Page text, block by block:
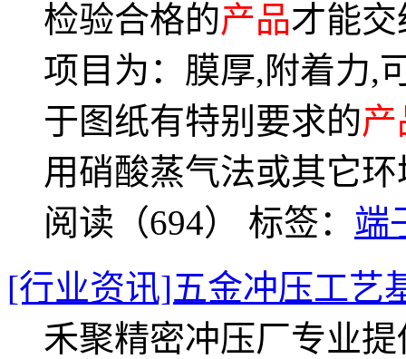
检验合格的产品才能
项目为：膜厚,附着力,
于图纸有特别要求的
用硝酸蒸气法或其它
阅读（694） 标签： 端
[行业资讯]五金冲压工艺
禾聚精密冲压厂专业